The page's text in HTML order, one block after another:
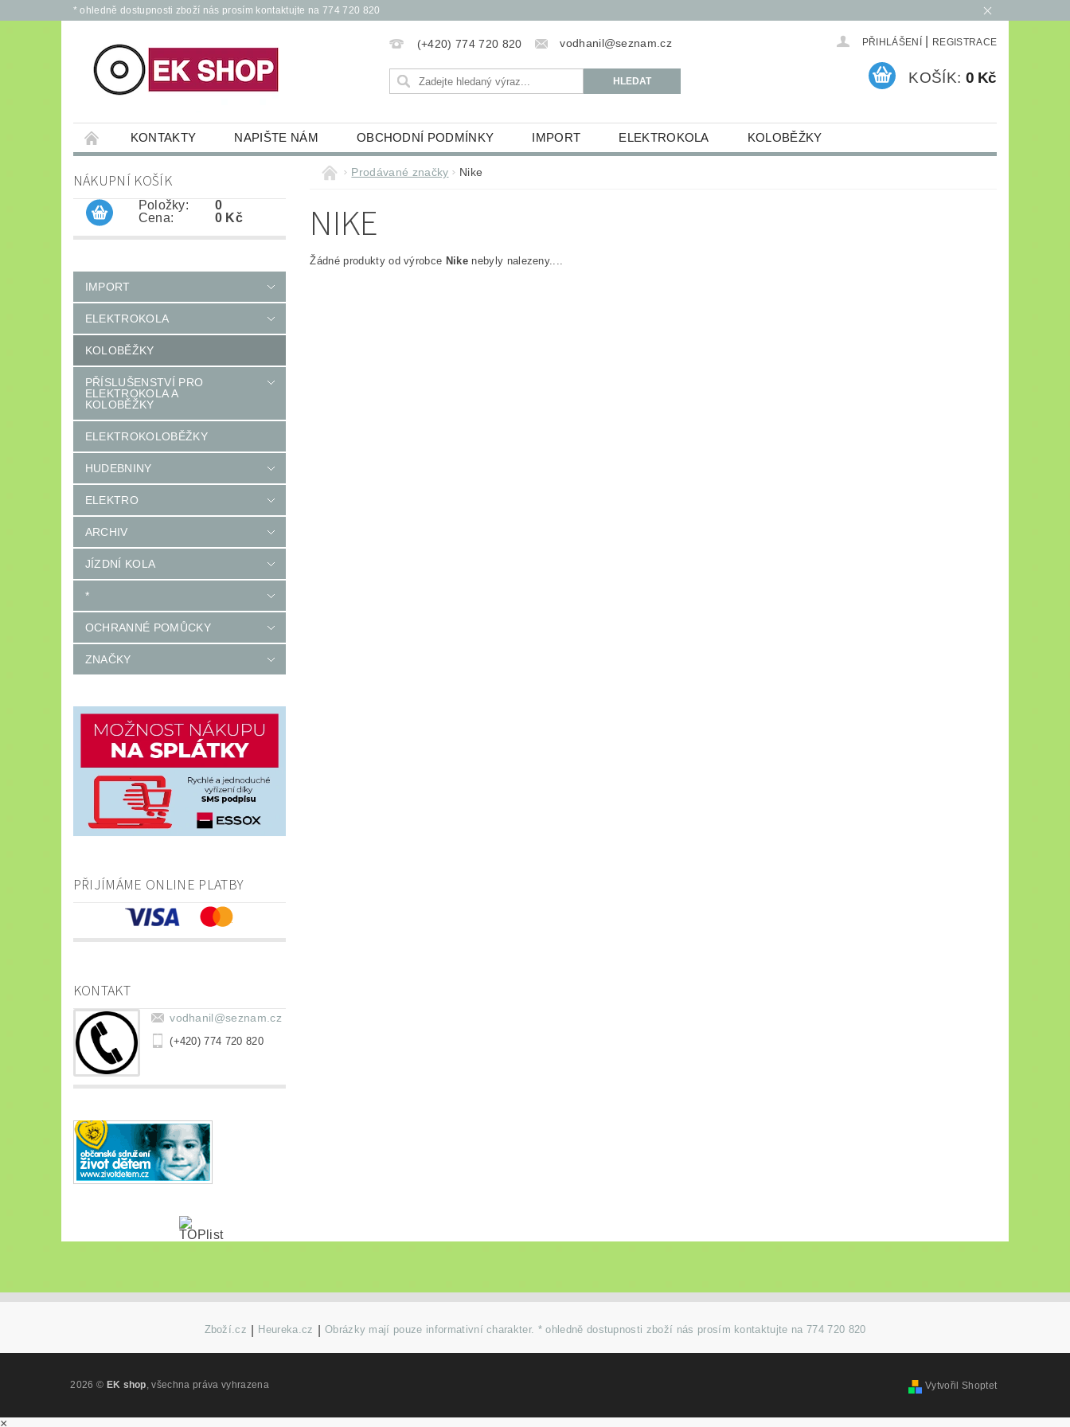
* ohledně dostupnosti zboží nás prosím kontaktujte na 774 720 820
(+420) 774 720 820 vodhanil@seznam.cz PŘIHLÁŠENÍ REGISTRACE
KOŠÍK: 0 Kč
KONTAKTY NAPIŠTE NÁM OBCHODNÍ PODMÍNKY IMPORT ELEKTROKOLA KOLOBĚŽKY
PŘÍSLUŠENSTVÍ PRO ELEKTROKOLA A KOLOBĚŽKY ELEKTROKOLOBĚŽKY
JÍZDNÍ KOLA * OCHRANNÉ POMŮCKY
NÁKUPNÍ KOŠÍK
Položky:
Cena:
0
0 Kč
IMPORT
ELEKTROKOLA
KOLOBĚŽKY
PŘÍSLUŠENSTVÍ PRO
ELEKTROKOLA A
KOLOBĚŽKY
ELEKTROKOLOBĚŽKY
HUDEBNINY
ELEKTRO
ARCHIV
JÍZDNÍ KOLA
*
OCHRANNÉ POMŮCKY
ZNAČKY
PŘIJÍMÁME ONLINE PLATBY
KONTAKT
vodhanil@seznam.cz
(+420) 774 720 820
Prodávané značky Nike
NIKE
Žádné produkty od výrobce Nike nebyly nalezeny....
Zboží.cz Heureka.cz Obrázky mají pouze informativní charakter. * ohledně dostupnosti zboží nás prosím kontaktujte na 774 720 820
2026 © EK shop , všechna práva vyhrazena Vytvořil Shoptet
×